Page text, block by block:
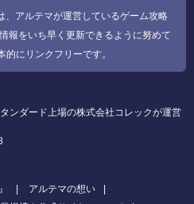
、アルテマが運営しているゲーム攻略
報をいち早く更新できるように努めて
にリンクフリーです。
ンダード上場の株式会社コレックが運営
アルテマの想い